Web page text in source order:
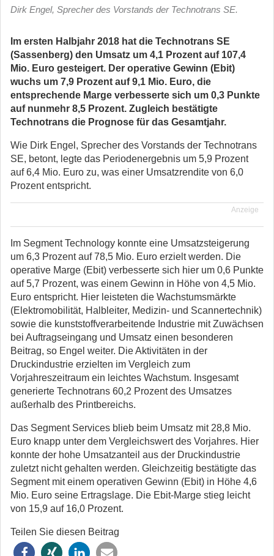
Dirk Engel, Sprecher des Vorstands der Technotrans SE.
Im ersten Halbjahr 2018 hat die Technotrans SE
(Sassenberg) den Umsatz um 4,1 Prozent auf 107,4
Mio. Euro gesteigert. Der operative Gewinn (Ebit)
wuchs um 7,9 Prozent auf 9,1 Mio. Euro, die
entsprechende Marge verbesserte sich um 0,3 Punkte
auf nunmehr 8,5 Prozent. Zugleich bestätigte
Technotrans die Prognose für das Gesamtjahr.
Wie Dirk Engel, Sprecher des Vorstands der Technotrans
SE, betont, legte das Periodenergebnis um 5,9 Prozent
auf 6,4 Mio. Euro zu, was einer Umsatzrendite von 6,0
Prozent entspricht.
Anzeige
Im Segment Technology konnte eine Umsatzsteigerung
um 6,3 Prozent auf 78,5 Mio. Euro erzielt werden. Die
operative Marge (Ebit) verbesserte sich hier um 0,6 Punkte
auf 5,7 Prozent, was einem Gewinn in Höhe von 4,5 Mio.
Euro entspricht. Hier leisteten die Wachstumsmärkte
(Elektromobilität, Halbleiter, Medizin- und Scannertechnik)
sowie die kunststoffverarbeitende Industrie mit Zuwächsen
bei Auftragseingang und Umsatz einen besonderen
Beitrag, so Engel weiter. Die Aktivitäten in der
Druckindustrie erzielten im Vergleich zum
Vorjahreszeitraum ein leichtes Wachstum. Insgesamt
generierte Technotrans 60,2 Prozent des Umsatzes
außerhalb des Printbereichs.
Das Segment Services blieb beim Umsatz mit 28,8 Mio.
Euro knapp unter dem Vergleichswert des Vorjahres. Hier
konnte der hohe Umsatzanteil aus der Druckindustrie
zuletzt nicht gehalten werden. Gleichzeitig bestätigte das
Segment mit einem operativen Gewinn (Ebit) in Höhe 4,6
Mio. Euro seine Ertragslage. Die Ebit-Marge stieg leicht
von 15,9 auf 16,0 Prozent.
Teilen Sie diesen Beitrag